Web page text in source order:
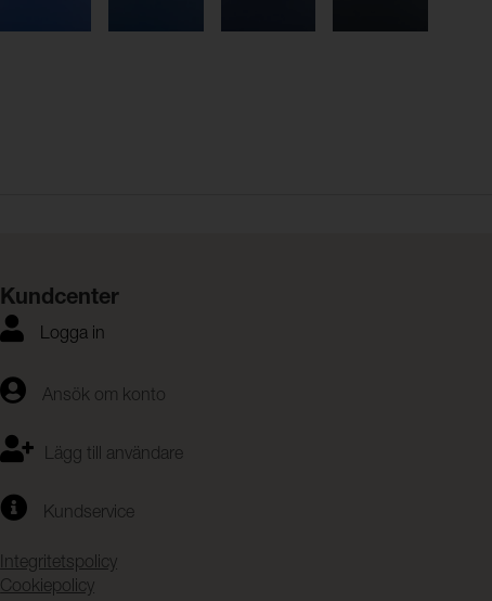
Kundcenter
Logga in
Ansök om konto
Lägg till användare
Kundservice
Integritetspolicy
Cookiepolicy